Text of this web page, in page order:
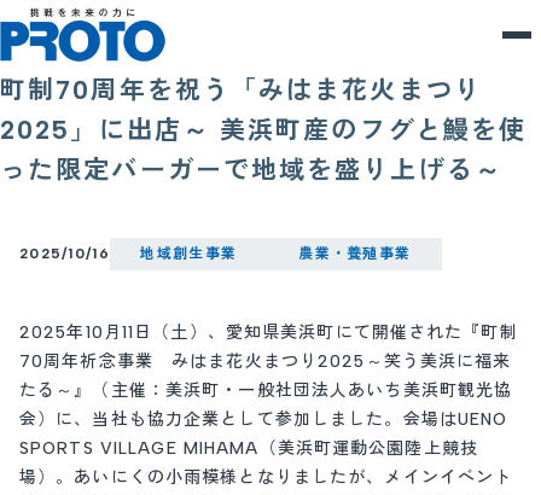
町制70周年を祝う「みはま花火まつり
2025」に出店～ 美浜町産のフグと鰻を使
った限定バーガーで地域を盛り上げる～
2025/10/16 地域創生事業 農業・養殖事業
2025年10月11日（土）、愛知県美浜町にて開催された『町制
70周年祈念事業 みはま花火まつり2025～笑う美浜に福来
たる～』（主催：美浜町・一般社団法人あいち美浜町観光協
会）に、当社も協力企業として参加しました。会場はUENO
SPORTS VILLAGE MIHAMA（美浜町運動公園陸上競技
場）。あいにくの小雨模様となりましたが、メインイベント